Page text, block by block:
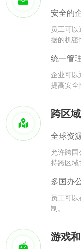
安全的
员工可
据的机密
统一管
企业可以
提高安全
跨区
全球资
允许跨
持跨区域
多国办
员工可
制。
游戏